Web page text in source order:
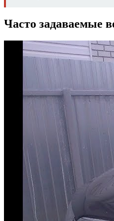
Часто задаваемые